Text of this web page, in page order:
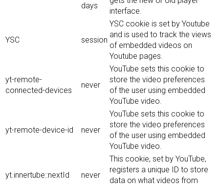
days
interface.
YSC session
YSC cookie is set by Youtube
and is used to track the views
of embedded videos on
Youtube pages.
yt-remote-
connected-devices
never
YouTube sets this cookie to
store the video preferences
of the user using embedded
YouTube video.
yt-remote-device-id never
YouTube sets this cookie to
store the video preferences
of the user using embedded
YouTube video.
yt.innertube::nextId never
This cookie, set by YouTube,
registers a unique ID to store
data on what videos from